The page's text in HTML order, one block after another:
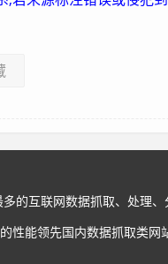
的互联网数据抓取、处理、
性能领先国内数据抓取类网